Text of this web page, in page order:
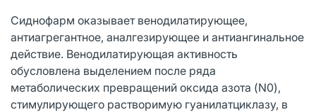
Сиднофарм оказывает венодилатирующее,
антиагрегантное, аналгезирующее и антиангинальное
действие. Венодилатирующая активность
обусловлена выделением после ряда
метаболических превращений оксида азота (N0),
стимулирующего растворимую гуанилатциклазу, в